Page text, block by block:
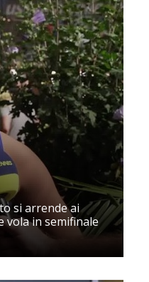
si arrende ai
vola in semifinale